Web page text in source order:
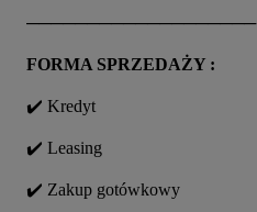
───────────────────
FORMA SPRZEDAŻY :
✔️ Kredyt
✔️ Leasing
✔️ Zakup gotówkowy